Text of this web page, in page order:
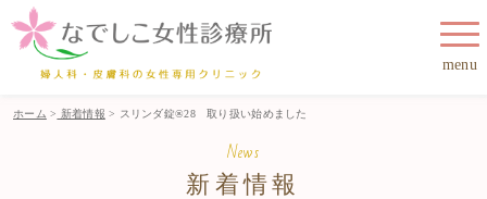
menu
ホーム > 新着情報 > スリンダ錠®28 取り扱い始めました
News
新着情報